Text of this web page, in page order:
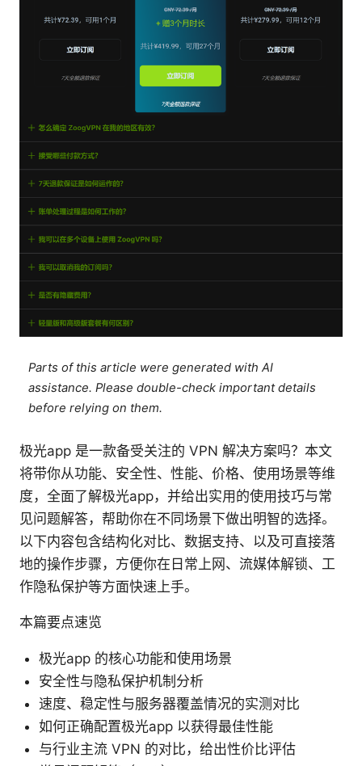
Parts of this article were generated with AI
assistance. Please double-check important details
before relying on them.
极光app 是一款备受关注的 VPN 解决方案吗？本文
将带你从功能、安全性、性能、价格、使用场景等维
度，全面了解极光app，并给出实用的使用技巧与常
见问题解答，帮助你在不同场景下做出明智的选择。
以下内容包含结构化对比、数据支持、以及可直接落
地的操作步骤，方便你在日常上网、流媒体解锁、工
作隐私保护等方面快速上手。
本篇要点速览
极光app 的核心功能和使用场景
安全性与隐私保护机制分析
速度、稳定性与服务器覆盖情况的实测对比
如何正确配置极光app 以获得最佳性能
与行业主流 VPN 的对比，给出性价比评估